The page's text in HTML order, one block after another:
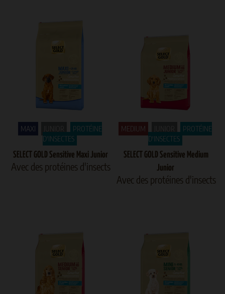
MAXI
PROTÉINE
D'INSECTES
SELECT GOLD Sensitive Maxi Junior
Avec des protéines d'insects
MEDIUM
PROTÉINE
D'INSECTES
SELECT GOLD Sensitive Medium
Junior
Avec des protéines d'insects